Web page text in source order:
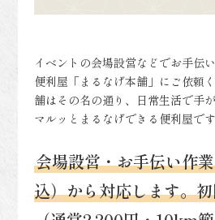
イベントの会場設営などでお手伝
便利屋「まるなげ本舗」にご依頼
舗はその名の通り、日常生活で手
マルッとまるなげできる便利屋です
会場設営・お手伝い作
込）から対応します。